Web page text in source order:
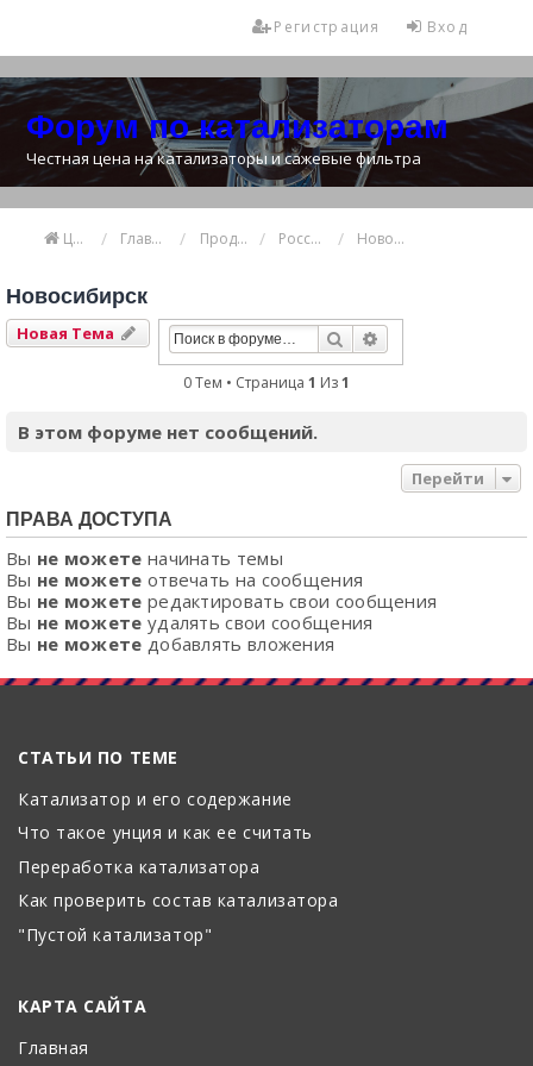
Вход
Регистрация
Форум по катализаторам
Честная цена на катализаторы и сажевые фильтра
Цена катализатора Главная Продажа и покупка катализаторов Россия Новосибирск
Новосибирск
Новая Тема Поиск
0 Тем • Страница 1 Из1
В этом форуме нет сообщений.
Перейти
ПРАВА ДОСТУПА
Вы не можете начинать темы
Вы не можете отвечать на сообщения
Вы не можете редактировать свои сообщения
Вы не можете удалять свои сообщения
Вы не можете добавлять вложения
СТАТЬИ ПО ТЕМЕ
Катализатор и его содержание
Что такое унция и как ее считать
Переработка катализатора
Как проверить состав катализатора
"Пустой катализатор"
КАРТА САЙТА
Главная